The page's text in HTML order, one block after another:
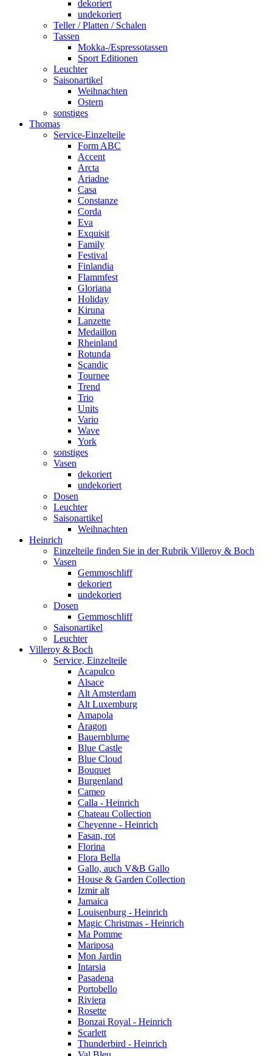
dekoriert
undekoriert
Teller / Platten / Schalen
Tassen
Mokka-/Espressotassen
Sport Editionen
Leuchter
Saisonartikel
Weihnachten
Ostern
sonstiges
Thomas
Service-Einzelteile
Form ABC
Accent
Arcta
Ariadne
Casa
Constanze
Corda
Eva
Exquisit
Family
Festival
Finlandia
Flammfest
Gloriana
Holiday
Kiruna
Lanzette
Medaillon
Rheinland
Rotunda
Scandic
Tournee
Trend
Trio
Units
Vario
Wave
York
sonstiges
Vasen
dekoriert
undekoriert
Dosen
Leuchter
Saisonartikel
Weihnachten
Heinrich
Einzelteile finden Sie in der Rubrik Villeroy & Boch
Vasen
Gemmoschliff
dekoriert
undekoriert
Dosen
Gemmoschliff
Saisonartikel
Leuchter
Villeroy & Boch
Service, Einzelteile
Acapulco
Alsace
Alt Amsterdam
Alt Luxemburg
Amapola
Aragon
Bauernblume
Blue Castle
Blue Cloud
Bouquet
Burgenland
Cameo
Calla - Heinrich
Chateau Collection
Cheyenne - Heinrich
Fasan, rot
Florina
Flora Bella
Gallo, auch V&B Gallo
House & Garden Collection
Izmir alt
Jamaica
Louisenburg - Heinrich
Magic Christmas - Heinrich
Ma Pomme
Mariposa
Mon Jardin
Intarsia
Pasadena
Portobello
Riviera
Rosette
Bonzai Royal - Heinrich
Scarlett
Thunderbird - Heinrich